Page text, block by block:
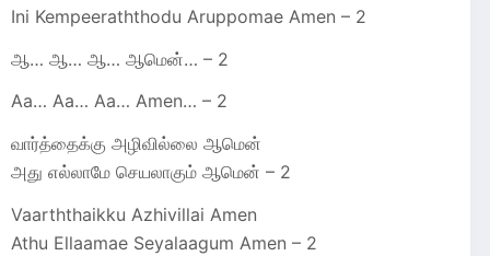
Ini Kempeeraththodu Aruppomae Amen – 2
ஆ… ஆ… ஆ… ஆமென்… – 2
Aa… Aa… Aa… Amen… – 2
வார்த்தைக்கு அழிவில்லை ஆமென்
அது எல்லாமே செயலாகும் ஆமென் – 2
Vaarththaikku Azhivillai Amen
Athu Ellaamae Seyalaagum Amen – 2